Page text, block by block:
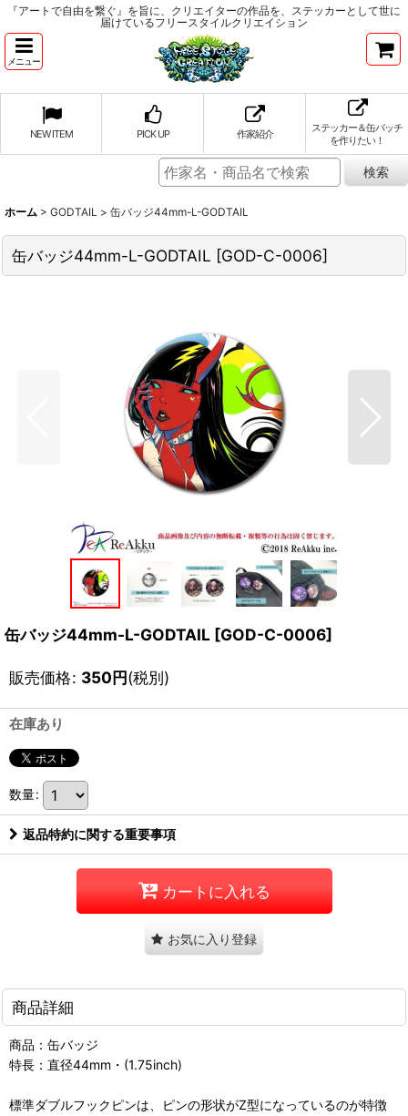
『アートで自由を繋ぐ』を旨に、クリエイターの作品を、ステッカーとして世に
届けているフリースタイルクリエイション
メニュー
NEW ITEM PICK UP 作家紹介
ステッカー＆缶バッチ
を作りたい！
ホーム > GODTAIL > 缶バッジ44mm-L-GODTAIL
缶バッジ44mm-L-GODTAIL [GOD-C-0006]
缶バッジ44mm-L-GODTAIL [GOD-C-0006]
販売価格: 350円(税別)
在庫あり
数量:
返品特約に関する重要事項
カートに入れる
お気に入り登録
商品詳細
商品：缶バッジ
特長：直径44mm・(1.75inch)
標準ダブルフックピンは、ピンの形状がZ型になっているのが特徴